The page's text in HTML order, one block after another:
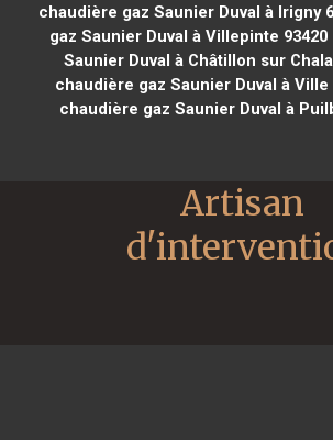
chaudière gaz Saunier Duval à Irigny
gaz Saunier Duval à Villepinte 93420
Saunier Duval à Châtillon sur
chaudière gaz Saunier Duval à Ville
chaudière gaz Saunier Duval à
Artisan